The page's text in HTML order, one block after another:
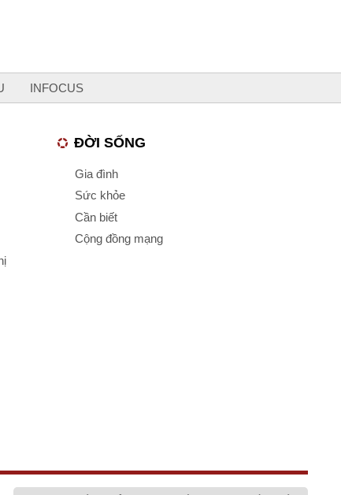
INFOCUS
ĐỜI SỐNG
Gia đình
Sức khỏe
Cần biết
Cộng đồng mạng